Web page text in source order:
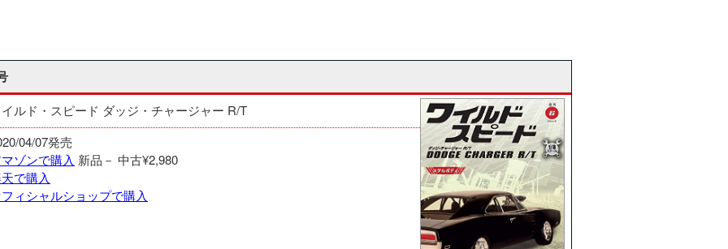
ルド・スピード ダッジ・チャージャー R/T
04/07発売
ゾンで購入 新品－ 中古¥2,980
で購入
ィシャルショップで購入